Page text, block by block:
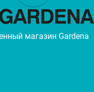
магазин Gardena